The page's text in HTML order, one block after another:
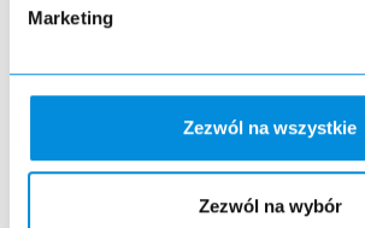
Marketing
Zezwól na wszystkie
Zezwól na wybór
imagination is the limit
Selected realizations